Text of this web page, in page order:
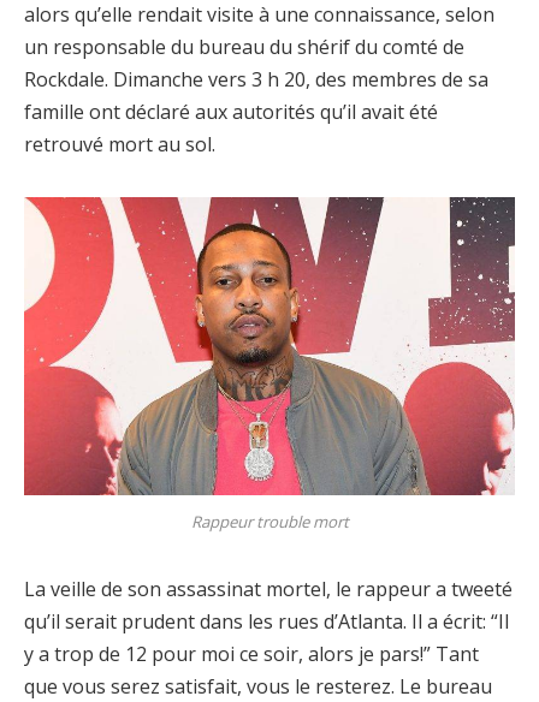
alors qu’elle rendait visite à une connaissance, selon
un responsable du bureau du shérif du comté de
Rockdale. Dimanche vers 3 h 20, des membres de sa
famille ont déclaré aux autorités qu’il avait été
retrouvé mort au sol.
Rappeur trouble mort
La veille de son assassinat mortel, le rappeur a tweeté
qu’il serait prudent dans les rues d’Atlanta. Il a écrit: “Il
y a trop de 12 pour moi ce soir, alors je pars!” Tant
que vous serez satisfait, vous le resterez. Le bureau